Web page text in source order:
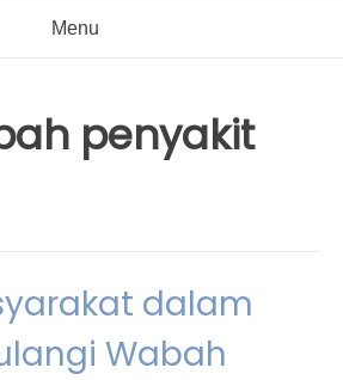
Menu
penyakit
dalam
Wabah